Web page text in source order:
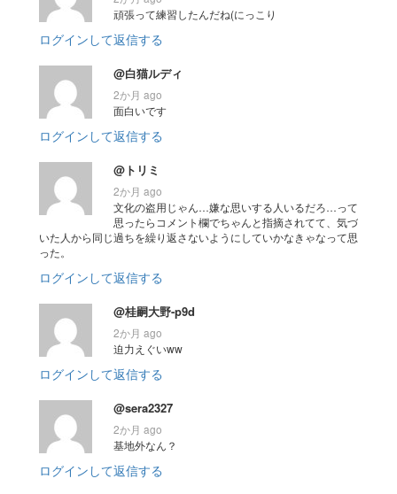
頑張って練習したんだね(にっこり
ログインして返信する
@白猫ルディ
2か月 ago
面白いです
ログインして返信する
@トリミ
2か月 ago
文化の盗用じゃん…嫌な思いする人いるだろ…って
思ったらコメント欄でちゃんと指摘されてて、気づ
いた人から同じ過ちを繰り返さないようにしていかなきゃなって思
った。
ログインして返信する
@桂嗣大野-p9d
2か月 ago
迫力えぐいww
ログインして返信する
@sera2327
2か月 ago
基地外なん？
ログインして返信する